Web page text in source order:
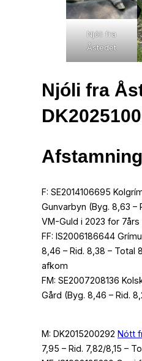
Njóli fra
Åstedet
Njóli fra
Afstamning
F: SE2014106695
Gunvarbyn (Byg. 8,63 –
VM-Guld i 2023 for
FF: IS2006186644
8,46 – Rid. 8,38 – Total
afkom
FM: SE2007208136
Gård (Byg. 8,46 – Rid.
M: DK2015200292 Nótt
7,95 – Rid. 7,82/8,15 –